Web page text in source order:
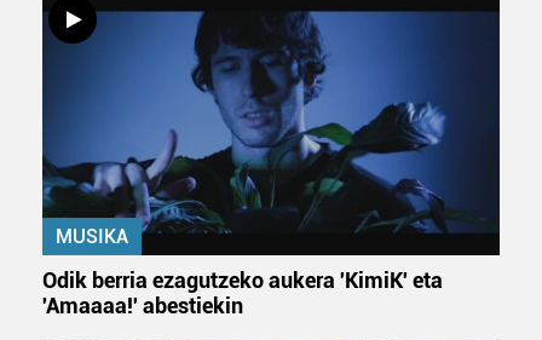
MUSIKA
Odik berria ezagutzeko aukera 'KimiK' eta
'Amaaaa!' abestiekin